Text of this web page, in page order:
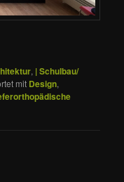
, | Schulbau/
mit Design,